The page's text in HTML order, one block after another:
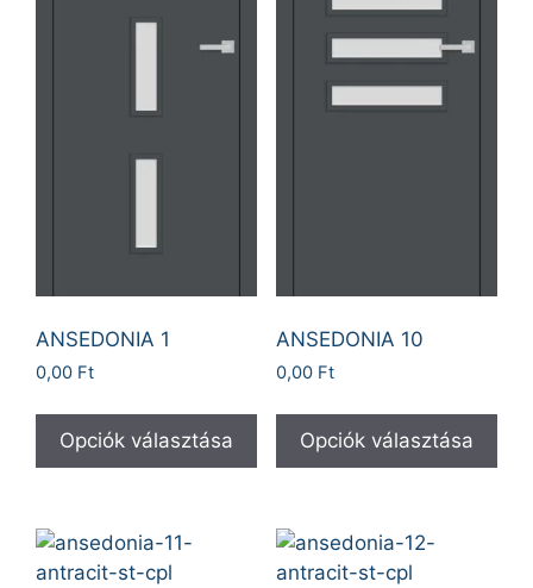
ANSEDONIA 1
0,00 Ft
Opciók választása
ANSEDONIA 10
0,00 Ft
Opciók választása